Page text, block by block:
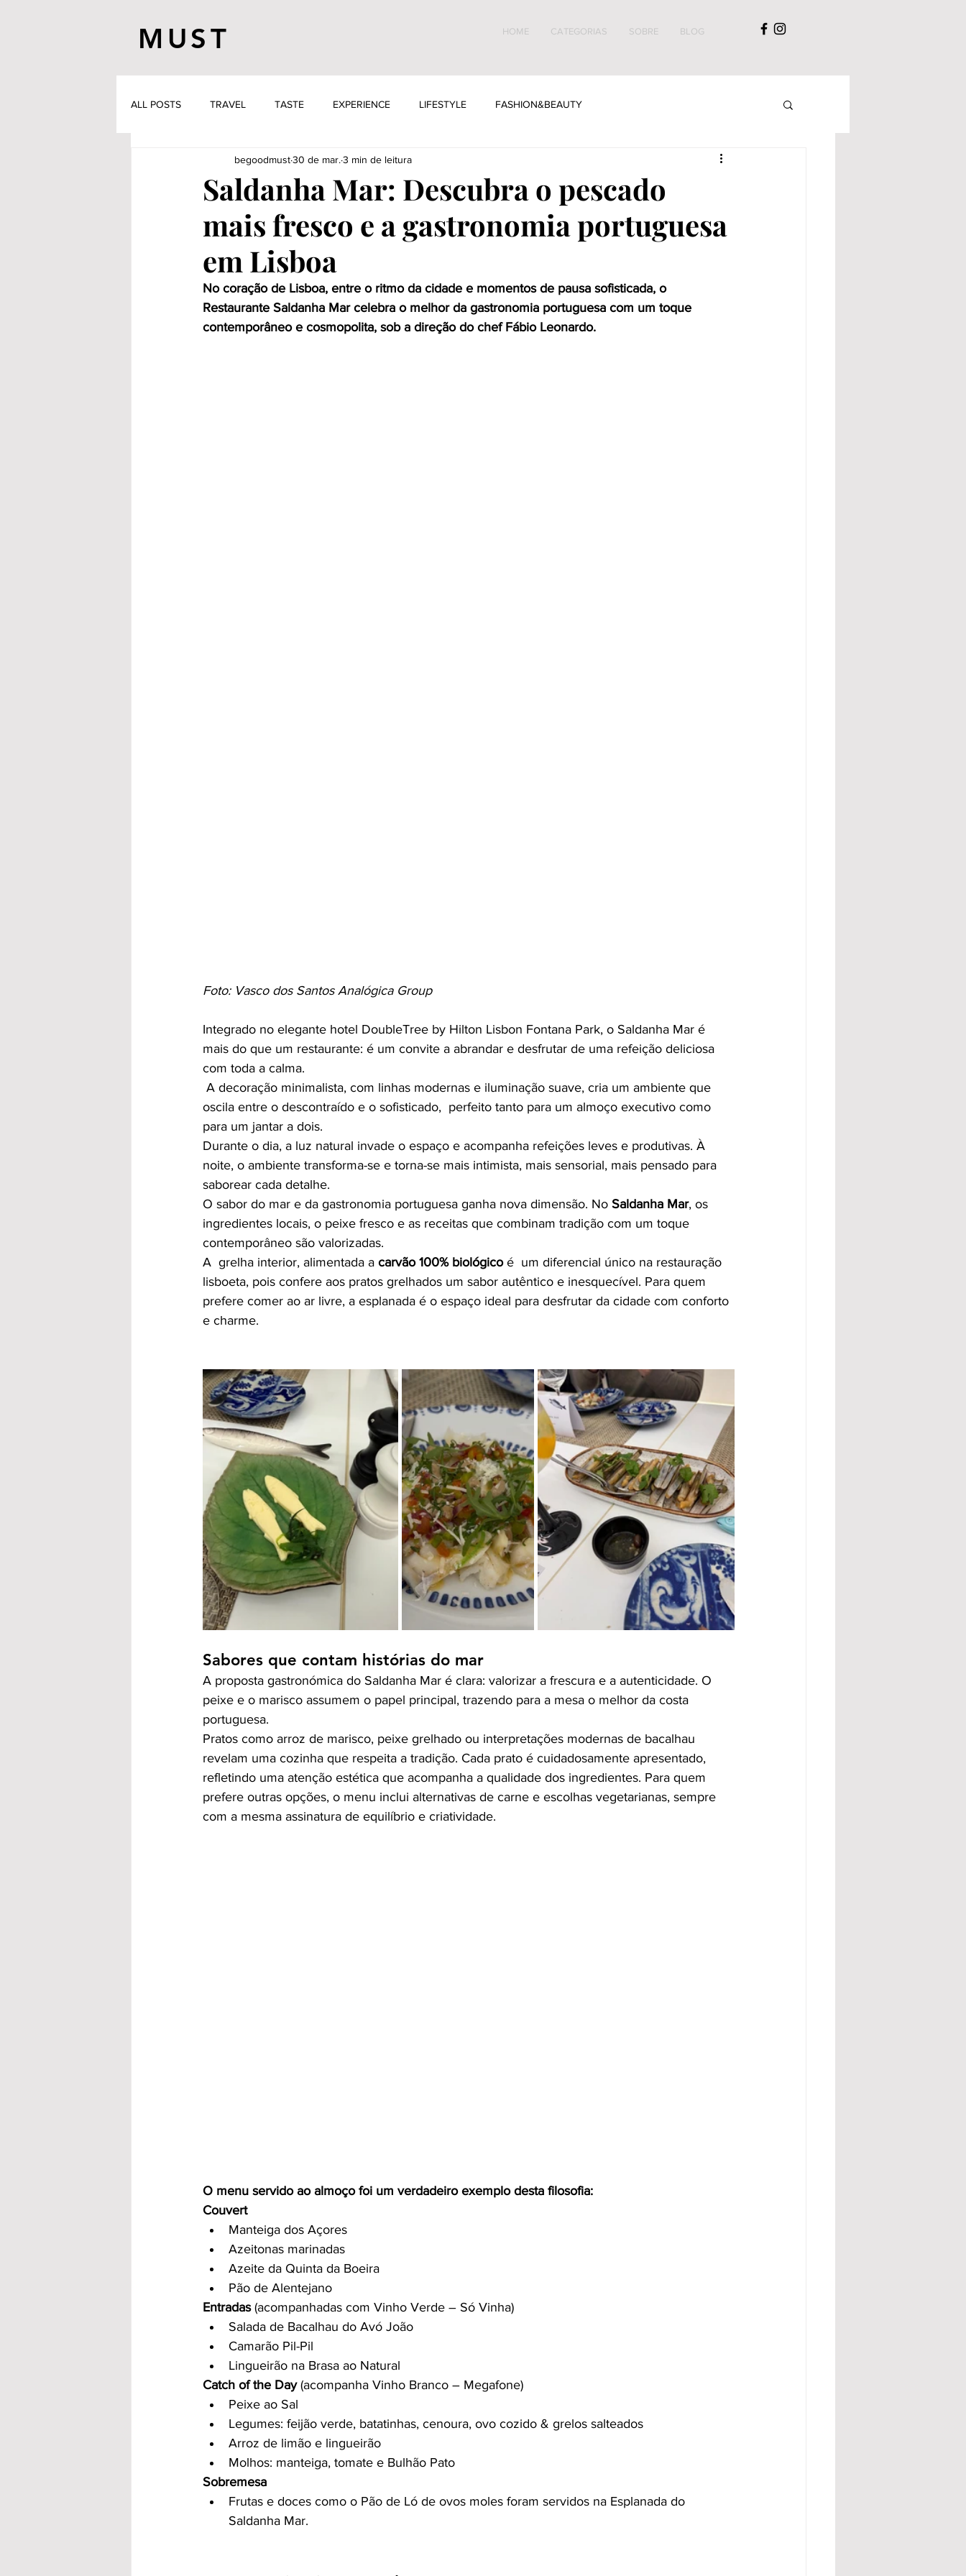
MUST HOME CATEGORIAS SOBRE BLOG
ALL POSTS TRAVEL TASTE EXPERIENCE LIFESTYLE FASHION&BEAUTY
Saldanha Mar: Descubra o pescado
mais fresco e a gastronomia portuguesa
em Lisboa
begoodmust30 de mar. 3 min de leitura
No coração de Lisboa, entre o ritmo da cidade e momentos de pausa sofisticada, o
Restaurante Saldanha Mar celebra o melhor da gastronomia portuguesa com um toque
contemporâneo e cosmopolita, sob a direção do chef Fábio Leonardo.
Foto: Vasco dos Santos Analógica Group
Integrado no elegante hotel DoubleTree by Hilton Lisbon Fontana Park, o Saldanha Mar é
mais do que um restaurante: é um convite a abrandar e desfrutar de uma refeição deliciosa
com toda a calma.
oscila entre o descontraído e o sofisticado,  perfeito tanto para um almoço executivo como
para um jantar a dois.
Durante o dia, a luz natural invade o espaço e acompanha refeições leves e produtivas. À
noite, o ambiente transforma-se e torna-se mais intimista, mais sensorial, mais pensado para
saborear cada detalhe.
O sabor do mar e da gastronomia portuguesa ganha nova dimensão. No Saldanha Mar, os
ingredientes locais, o peixe fresco e as receitas que combinam tradição com um toque
contemporâneo são valorizadas.
A  grelha interior, alimentada a carvão 100% biológico é  um diferencial único na restauração
lisboeta, pois confere aos pratos grelhados um sabor autêntico e inesquecível. Para quem
prefere comer ao ar livre, a esplanada é o espaço ideal para desfrutar da cidade com conforto
e charme.
Sabores que contam histórias do mar
A proposta gastronómica do Saldanha Mar é clara: valorizar a frescura e a autenticidade. O
peixe e o marisco assumem o papel principal, trazendo para a mesa o melhor da costa
portuguesa.
Pratos como arroz de marisco, peixe grelhado ou interpretações modernas de bacalhau
revelam uma cozinha que respeita a tradição. Cada prato é cuidadosamente apresentado,
refletindo uma atenção estética que acompanha a qualidade dos ingredientes. Para quem
prefere outras opções, o menu inclui alternativas de carne e escolhas vegetarianas, sempre
com a mesma assinatura de equilíbrio e criatividade.
O menu servido ao almoço foi um verdadeiro exemplo desta filosofia:
Couvert
Manteiga dos Açores
Azeitonas marinadas
Azeite da Quinta da Boeira
Pão de Alentejano
Entradas (acompanhadas com Vinho Verde – Só Vinha)
Salada de Bacalhau do Avó João
Camarão Pil-Pil
Lingueirão na Brasa ao Natural
Catch of the Day (acompanha Vinho Branco – Megafone)
Peixe ao Sal
Legumes: feijão verde, batatinhas, cenoura, ovo cozido & grelos salteados
Arroz de limão e lingueirão
Molhos: manteiga, tomate e Bulhão Pato
Sobremesa
Frutas e doces como o Pão de Ló de ovos moles foram servidos na Esplanada do
Saldanha Mar.